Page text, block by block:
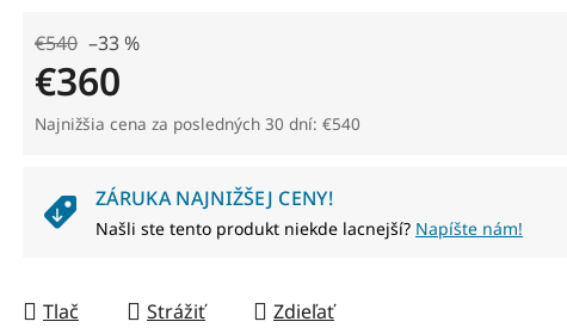
€540 –33 %
€360
Jednotková cena:
Najnižšia cena za posledných 30 dní: €540
ZÁRUKA NAJNIŽŠEJ CENY!
Našli ste tento produkt niekde lacnejší? Napíšte nám!
Tlač Strážiť Zdieľať